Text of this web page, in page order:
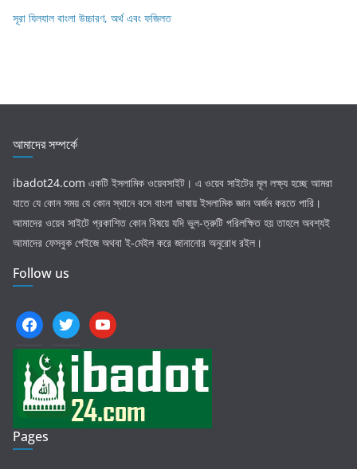
সূরা যিলযাল বাংলা উচ্চারণ, অর্থ এবং ফজিলত
আমাদের সম্পর্কে
ibadot24.com একটি ইসলামিক ওয়েবসাইট। এ ওয়েব সাইটের মূল লক্ষ্য হচ্ছে আমরা
যাতে যে কোন সময় যে কোন স্থানে বসে বাংলা ভাষায় ইসলামিক জ্ঞান অর্জন করতে পারি।
আমাদের ওয়েব সাইটে প্রকাশিত কোন বিষয়ে যদি ভুল-ত্রুটি পরিলক্ষিত হয় তাহলে অবশ্যই
আমাদের ফেসবুক পেইজে অথবা ই-মেইল করে জানানোর অনুরোধ রইল।
Follow us
facebooktwitter youtube
Pages